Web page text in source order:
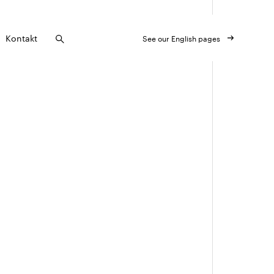
Kontakt See our English pages